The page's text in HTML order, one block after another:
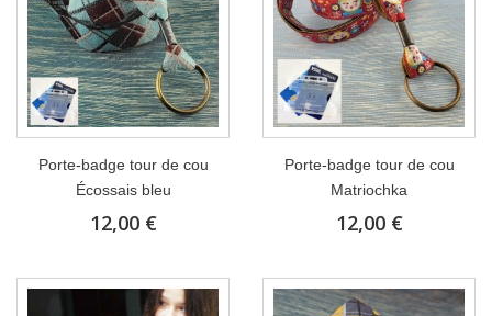
Porte-badge tour de cou
Écossais bleu
12,00 €
Porte-badge tour de cou
Matriochka
12,00 €